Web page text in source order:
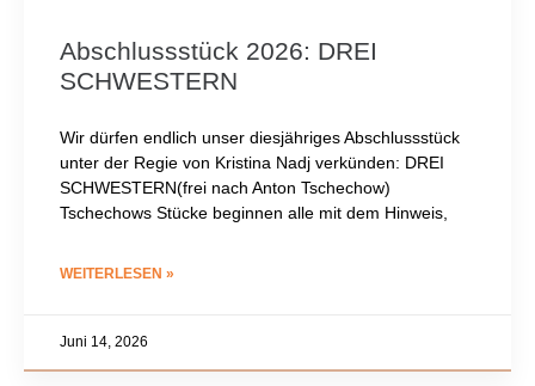
Abschlussstück 2026: DREI
SCHWESTERN
Wir dürfen endlich unser diesjähriges Abschlussstück
unter der Regie von Kristina Nadj verkünden: DREI
SCHWESTERN(frei nach Anton Tschechow)
Tschechows Stücke beginnen alle mit dem Hinweis,
WEITERLESEN »
Juni 14, 2026